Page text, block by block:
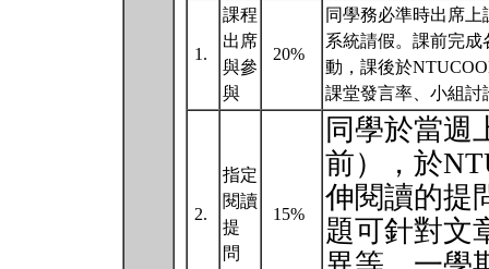
1.
課程
出席
與參
與
20%
同學務必準時出席
系統請假。課前完
動，課後於
課堂發言率、小組
2.
指定
閱讀
提
問
15%
同學於當週
前），於
伸閱讀的提
題可針對文